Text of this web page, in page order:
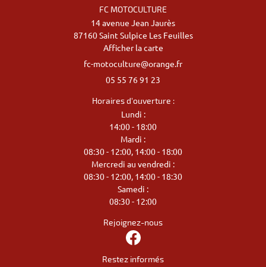
FC MOTOCULTURE
14 avenue Jean Jaurès
87160 Saint Sulpice Les Feuilles
Afficher la carte
05 55 76 91 23
Horaires d'ouverture :
Lundi :
14:00 - 18:00
Mardi :
08:30 - 12:00, 14:00 - 18:00
Mercredi au vendredi :
08:30 - 12:00, 14:00 - 18:30
Samedi :
08:30 - 12:00
Rejoignez-nous
Restez informés